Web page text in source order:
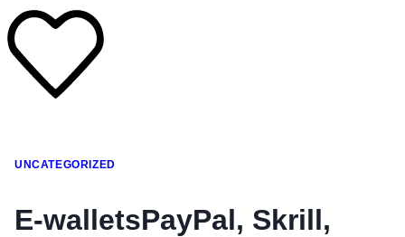
โทรศัพท์มือถือ
อุปกรณ์เสริมโทรศัพท์
UNCATEGORIZED
E-walletsPayPal, Skrill,